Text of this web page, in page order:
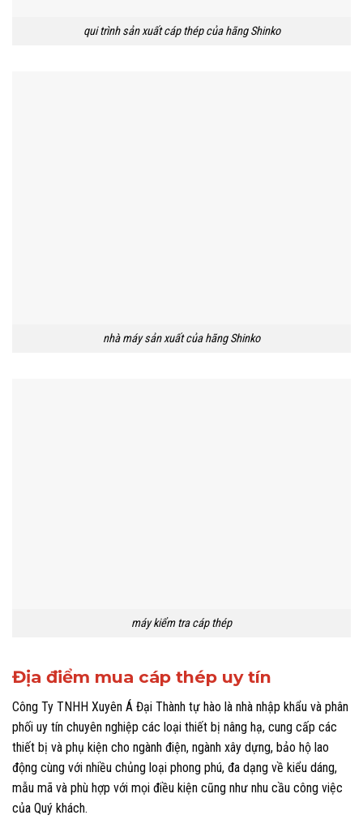
qui trình sản xuất cáp thép của hãng Shinko
nhà máy sản xuất của hãng Shinko
máy kiểm tra cáp thép
Địa điểm mua cáp thép uy tín
Công Ty TNHH Xuyên Á Đại Thành tự hào là nhà nhập khẩu và phân
phối uy tín chuyên nghiệp các loại thiết bị nâng hạ, cung cấp các
thiết bị và phụ kiện cho ngành điện, ngành xây dựng, bảo hộ lao
động cùng với nhiều chủng loại phong phú, đa dạng về kiểu dáng,
mẫu mã và phù hợp với mọi điều kiện cũng như nhu cầu công việc
của Quý khách.